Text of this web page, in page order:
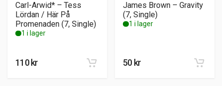
Carl-Arwid* – Tess
Lördan / Här På
Promenaden (7, Single)
1 i lager
110 kr
James Brown – Gravity
(7, Single)
1 i lager
50 kr